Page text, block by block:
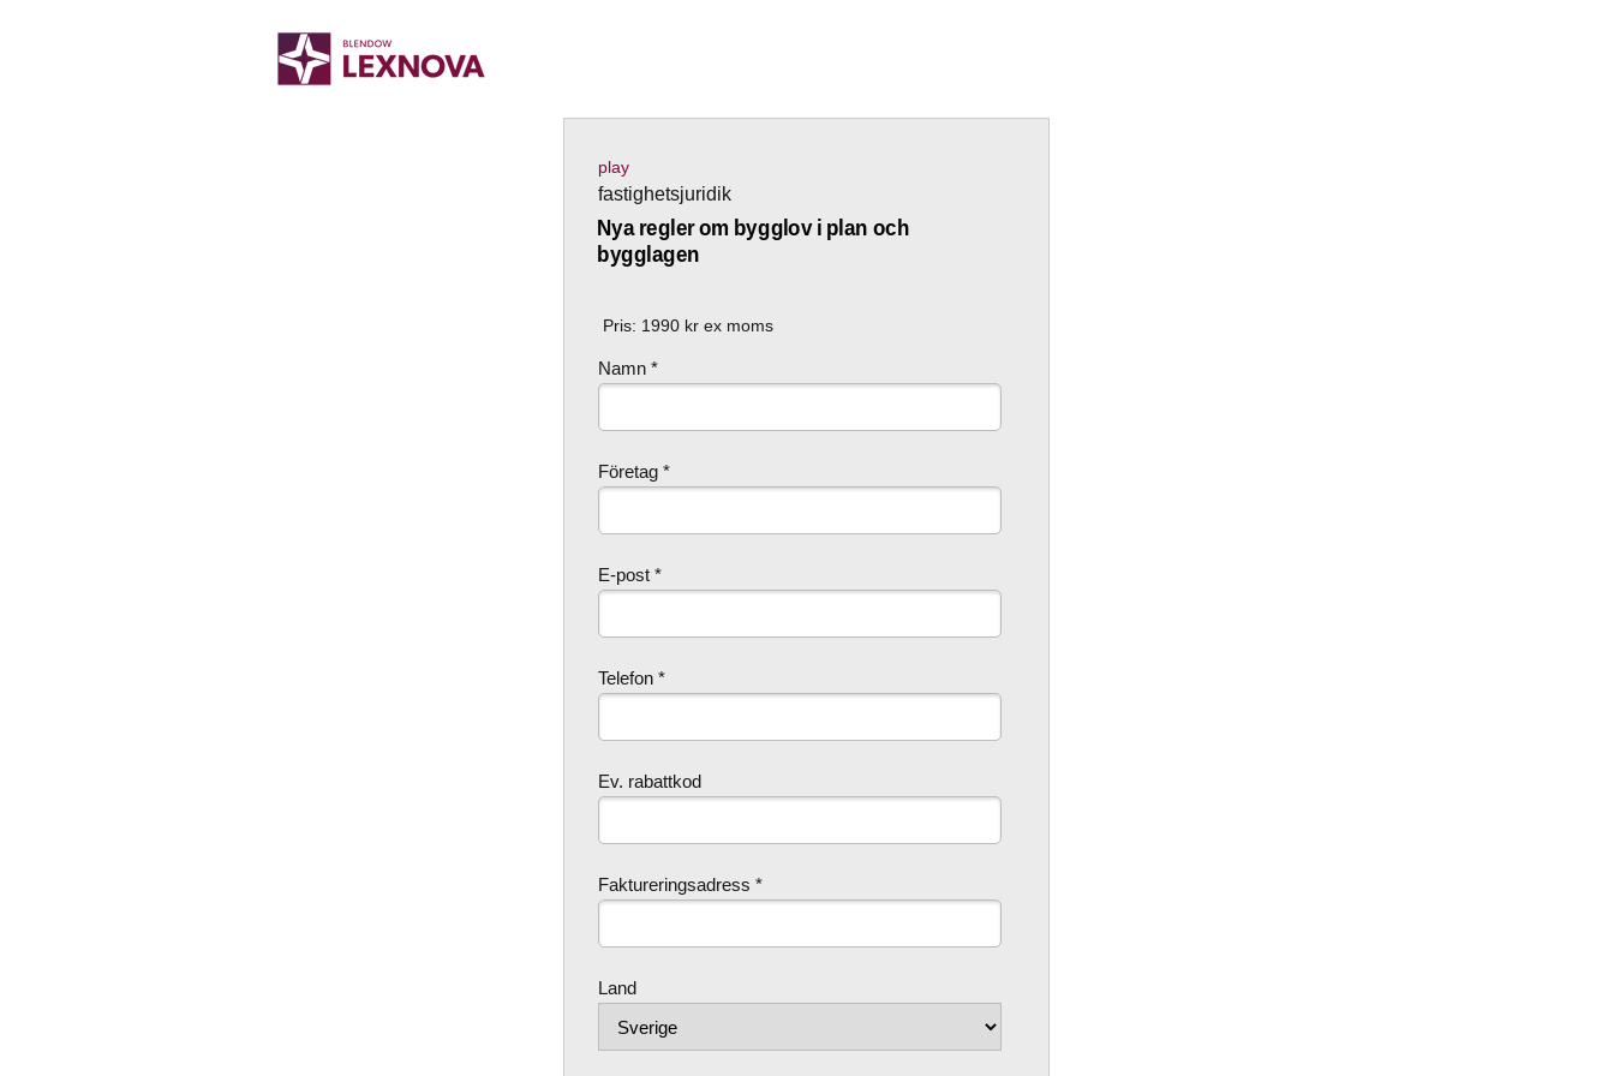
Namn *
Företag *
E-post *
Telefon *
Ev. rabattkod
Faktureringsadress *
Land
play
fastighetsjuridik
Pris: 1990 kr ex moms
Nya regler om bygglov i plan och
bygglagen